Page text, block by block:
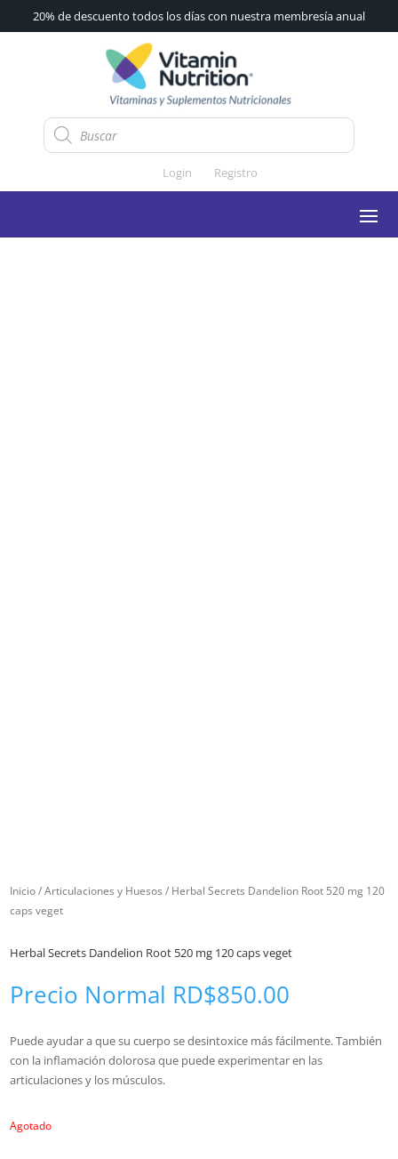
20% de descuento todos los días con nuestra membresía anual
Búsqueda
de
productos
Login
Registro
Inicio/Articulaciones y Huesos / Herbal Secrets Dandelion Root 520 mg 120
caps veget
Herbal Secrets Dandelion Root 520 mg 120 caps veget
Precio Normal RD$850.00
Puede ayudar a que su cuerpo se desintoxice más fácilmente. También
con la inflamación dolorosa que puede experimentar en las
articulaciones y los músculos.
Agotado